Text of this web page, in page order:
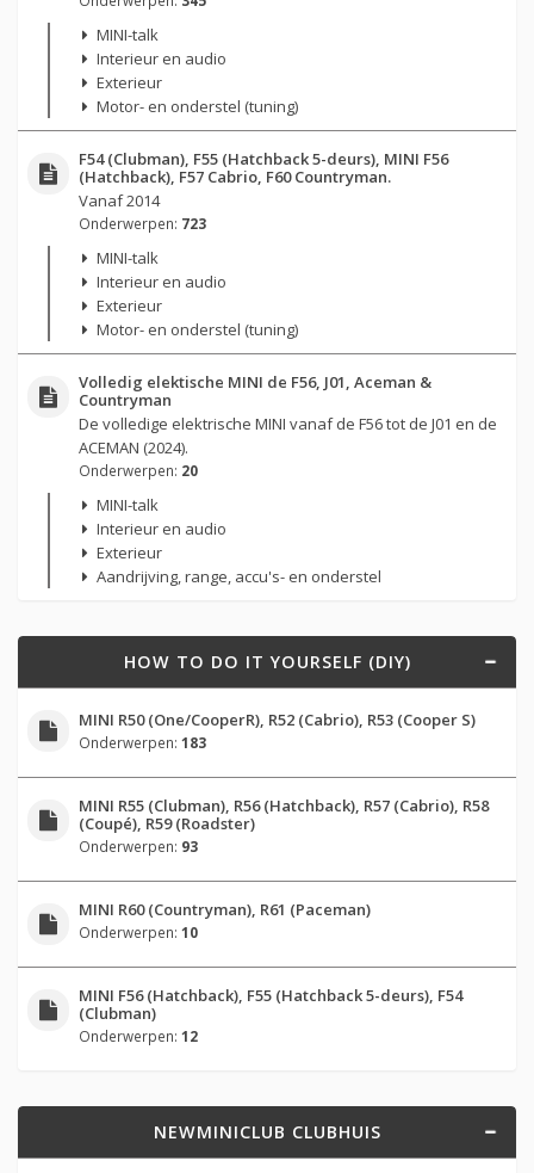
MINI-talk
Interieur en audio
Exterieur
Motor- en onderstel (tuning)
F54 (Clubman), F55 (Hatchback 5-deurs), MINI F56
(Hatchback), F57 Cabrio, F60 Countryman.
Vanaf 2014
Onderwerpen: 723
MINI-talk
Interieur en audio
Exterieur
Motor- en onderstel (tuning)
Volledig elektische MINI de F56, J01, Aceman &
Countryman
De volledige elektrische MINI vanaf de F56 tot de J01 en de
ACEMAN (2024).
Onderwerpen: 20
MINI-talk
Interieur en audio
Exterieur
Aandrijving, range, accu's- en onderstel
HOW TO DO IT YOURSELF (DIY)
MINI R50 (One/CooperR), R52 (Cabrio), R53 (Cooper S)
Onderwerpen: 183
MINI R55 (Clubman), R56 (Hatchback), R57 (Cabrio), R58
(Coupé), R59 (Roadster)
Onderwerpen: 93
MINI R60 (Countryman), R61 (Paceman)
Onderwerpen: 10
MINI F56 (Hatchback), F55 (Hatchback 5-deurs), F54
(Clubman)
Onderwerpen: 12
NEWMINICLUB CLUBHUIS